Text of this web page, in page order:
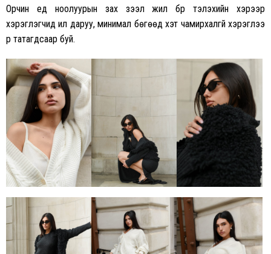
Орчин үед ноолуурын зах зээл жил бүр тэлэхийн хэрээр
хэрэглэгчид илүү даруу, минимал бөгөөд хэт чамирхалгүй хэрэглээ
рүү татагдсаар буй.